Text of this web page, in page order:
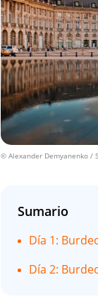
© Alexander Demyanenko /
Sumario
Día 1:
Día 2: